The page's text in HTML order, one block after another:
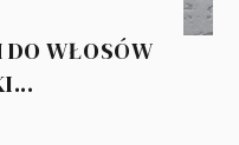
DO WŁOSÓW